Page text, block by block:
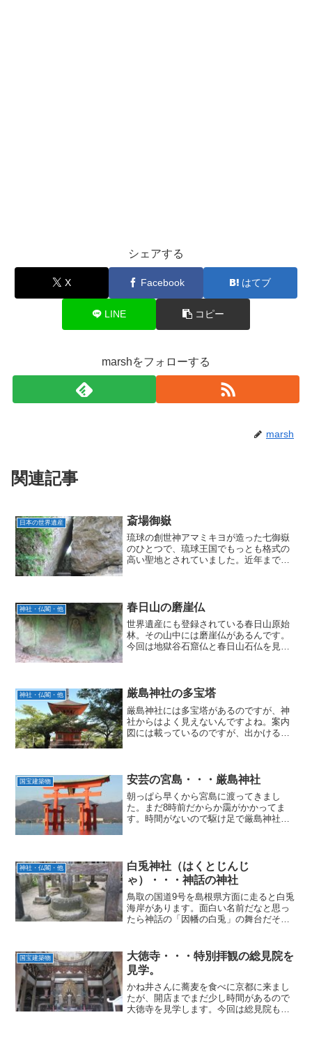
シェアする
X Facebook はてブ
LINE コピー
marshをフォローする
marsh
関連記事
日本の世界遺産 斎場御嶽
琉球の創世神アマミキヨが造った七御嶽
のひとつで、琉球王国でもっとも格式の
高い聖地とされていました。近年まで男
神社・仏閣・他 春日山の磨崖仏
世界遺産にも登録されている春日山原始
林。その山中には磨崖仏があるんです。
今回は地獄谷石窟仏と春日山石仏を見て
神社・仏閣・他 厳島神社の多宝塔
厳島神社には多宝塔があるのですが、神
社からはよく見えないんですよね。案内
図には載っているのですが、出かける人
国宝建築物 安芸の宮島・・・厳島神社
朝っぱら早くから宮島に渡ってきまし
た。まだ8時前だからか靄がかかってま
す。時間がないので駆け足で厳島神社を
神社・仏閣・他
白兎神社（はくとじんじ
ゃ）・・・神話の神社
鳥取の国道9号を島根県方面に走ると白兎
海岸があります。面白い名前だなと思っ
たら神話の「因幡の白兎」の舞台だそう
国宝建築物
大徳寺・・・特別拝観の総見院を
見学。
かね井さんに蕎麦を食べに京都に来まし
たが、開店までまだ少し時間があるので
大徳寺を見学します。今回は総見院も特